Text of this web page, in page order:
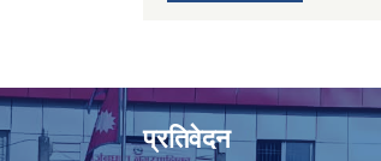
प्रतिवेदन